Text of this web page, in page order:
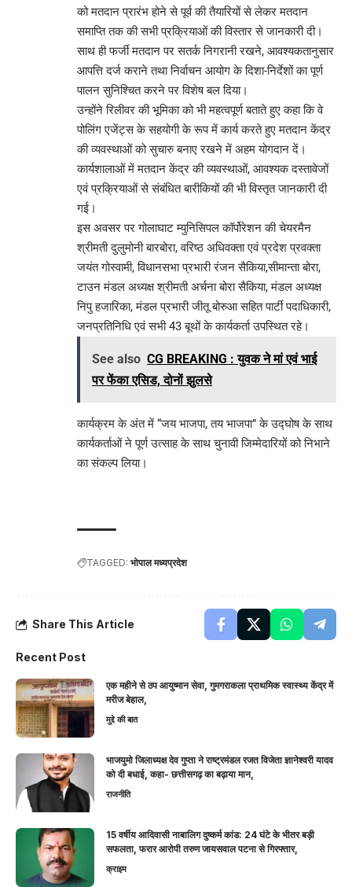
को मतदान प्रारंभ होने से पूर्व की तैयारियों से लेकर मतदान
समाप्ति तक की सभी प्रक्रियाओं की विस्तार से जानकारी दी।
साथ ही फर्जी मतदान पर सतर्क निगरानी रखने, आवश्यकतानुसार
आपत्ति दर्ज कराने तथा निर्वाचन आयोग के दिशा-निर्देशों का पूर्ण
पालन सुनिश्चित करने पर विशेष बल दिया।
उन्होंने रिलीवर की भूमिका को भी महत्वपूर्ण बताते हुए कहा कि वे
पोलिंग एजेंट्स के सहयोगी के रूप में कार्य करते हुए मतदान केंद्र
की व्यवस्थाओं को सुचारु बनाए रखने में अहम योगदान दें।
कार्यशालाओं में मतदान केंद्र की व्यवस्थाओं, आवश्यक दस्तावेजों
एवं प्रक्रियाओं से संबंधित बारीकियों की भी विस्तृत जानकारी दी
गई।
इस अवसर पर गोलाघाट म्युनिसिपल कॉर्पोरेशन की चेयरमैन
श्रीमती दुलुमोनी बारबोरा, वरिष्ठ अधिवक्ता एवं प्रदेश प्रवक्ता
जयंत गोस्वामी, विधानसभा प्रभारी रंजन सैकिया,सीमान्ता बोरा,
टाउन मंडल अध्यक्ष श्रीमती अर्चना बोरा सैकिया, मंडल अध्यक्ष
निपु हजारिका, मंडल प्रभारी जीतू बोरुआ सहित पार्टी पदाधिकारी,
जनप्रतिनिधि एवं सभी 43 बूथों के कार्यकर्ता उपस्थित रहे।
See also CG BREAKING : युवक ने मां एवं भाई
पर फेंका एसिड, दोनों झुलसे
कार्यक्रम के अंत में “जय भाजपा, तय भाजपा” के उद्घोष के साथ
कार्यकर्ताओं ने पूर्ण उत्साह के साथ चुनावी जिम्मेदारियों को निभाने
का संकल्प लिया।
TAGGED: भोपाल मध्यप्रदेश
Share This Article
Recent Post
एक महीने से ठप आयुष्मान सेवा, गुमगराकला प्राथमिक स्वास्थ्य केंद्र में
मरीज बेहाल,
मुद्दे की बात
भाजयुमो जिलाध्यक्ष देव गुप्ता ने राष्ट्रमंडल रजत विजेता ज्ञानेश्वरी यादव
को दी बधाई, कहा- छत्तीसगढ़ का बढ़ाया मान,
राजनीति
15 वर्षीय आदिवासी नाबालिग दुष्कर्म कांड: 24 घंटे के भीतर बड़ी
सफलता, फरार आरोपी तरुण जायसवाल पटना से गिरफ्तार,
क्राइम